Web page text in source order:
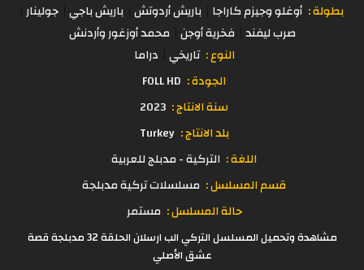
بطولة : أوغلو وجيزم كاراجا باريش أردوتش باريش باجي جولينار
صرب ليفند فخرية أوجن محمد أوزغور وأردنش
النوع : تاريخي دراما
الجودة : FOLL HD
سنة الانتاج : 2023
بلد الانتاج : Turkey
اللغة : التركية - مدبلج للعربية
قسم المسلسل : مسلسلات تركية مدبلجة
حالة المسلسل : مستمر
مشاهدة وتحميل المسلسل التركي الب ارسلان الحلقة 32 مدبلجة قصة
عشق الأصلي